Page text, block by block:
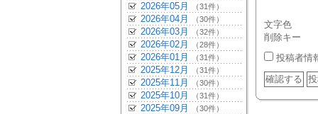
2026年05月 （31件）
2026年04月 （30件）
2026年03月 （32件）
2026年02月 （28件）
2026年01月 （31件）
2025年12月 （31件）
2025年11月 （30件）
2025年10月 （31件）
2025年09月 （30件）
文字色
削除キー
投稿者情